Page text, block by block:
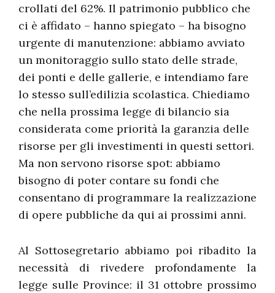
crollati del 62%. Il patrimonio pubblico che
ci è affidato – hanno spiegato – ha bisogno
urgente di manutenzione: abbiamo avviato
un monitoraggio sullo stato delle strade,
dei ponti e delle gallerie, e intendiamo fare
lo stesso sull’edilizia scolastica. Chiediamo
che nella prossima legge di bilancio sia
considerata come priorità la garanzia delle
risorse per gli investimenti in questi settori.
Ma non servono risorse spot: abbiamo
bisogno di poter contare su fondi che
consentano di programmare la realizzazione
di opere pubbliche da qui ai prossimi anni.
Al Sottosegretario abbiamo poi ribadito la
necessità di rivedere profondamente la
legge sulle Province: il 31 ottobre prossimo